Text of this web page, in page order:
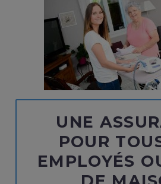
UNE
POUR
EMPLOYÉS